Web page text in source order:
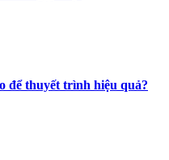
để thuyết trình hiệu quả?